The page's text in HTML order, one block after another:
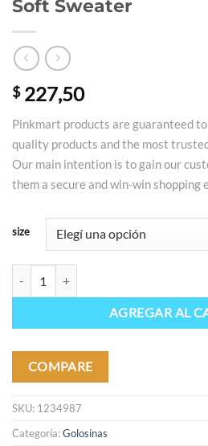
Soft Sweater
$227,50
Pinkmart products are guaranteed
quality products and the most
Our main intention is to gain our
them a secure and win-win shopping
size
AGREGAR AL
COMPARE
SKU: 1234987
Categoría:Golosinas